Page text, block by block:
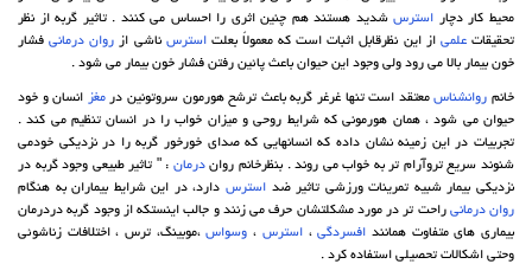
محیط کار دچار استرسشدید هستند هم چنین اثری را احساس می کنند . تاثیر گربه از نظر
تحقیقاتعلمی از این نظرقابل اثبات است که معمولاً بعلتاسترس ناشی از روان درمانیفشار
خون بیمار بالا می رود ولی وجود این حیوان باعث پائین رفتن فشار خون بیمار می شود .
خانم روانشناسمعتقد است تنها غرغر گربه باعث ترشح هورمون سروتونین درمغز انسان و خود
حیوان می شود ، همان هورمونی که شرایط روحی و میزان خواب را در انسان تنظیم می کند .
تجربیات در این زمینه نشان داده که انسانهایی که صدای خورخور گربه را در نزدیکی خودمی
شنوند سریع تروآرام تر به خواب می روند . بنظرخانم رواندرمان : " تاثیر طبیعی وجود گربه در
نزدیکی بیمار شبیه تمرینات ورزشی تاثیر ضد استرس دارد، در این شرایط بیماران به هنگام
روان درمانی راحت تر در مورد مشکلتشان حرف می زنند و جالب اینستکه از وجود گربه دردرمان
بیماری های متفاوت همانند افسردگی،استرس ، وسواس،موبینگ، ترس ، اختلافات زناشوئی
وحتی اشکالات تحصیلی استفاده کرد .